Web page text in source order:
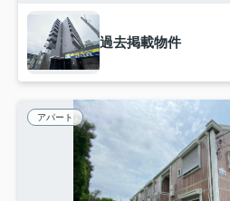
過去掲載物件
アパート